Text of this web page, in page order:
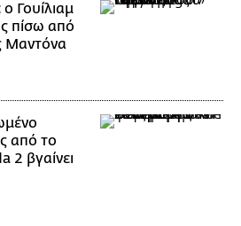
Γουίλιαμ
πίσω από
Μαντόνα
από το
2 βγαίνει